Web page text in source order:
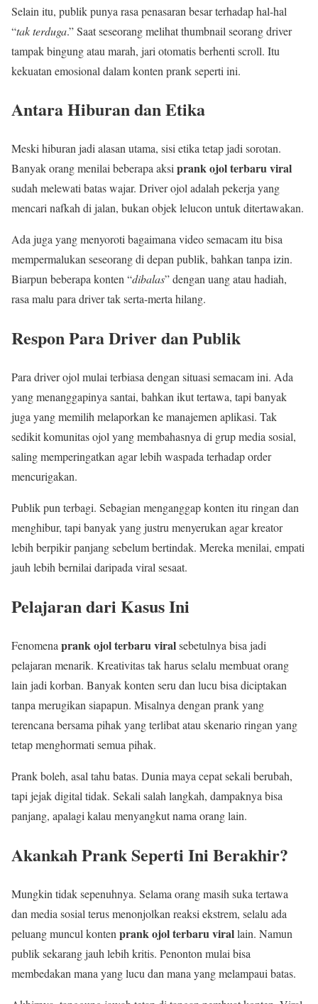
Selain itu, publik punya rasa penasaran besar terhadap hal-hal
“tak terduga.” Saat seseorang melihat thumbnail seorang driver
tampak bingung atau marah, jari otomatis berhenti scroll. Itu
kekuatan emosional dalam konten prank seperti ini.
Antara Hiburan dan Etika
Meski hiburan jadi alasan utama, sisi etika tetap jadi sorotan.
Banyak orang menilai beberapa aksiprank ojol terbaru viral
sudah melewati batas wajar. Driver ojol adalah pekerja yang
mencari nafkah di jalan, bukan objek lelucon untuk ditertawakan.
Ada juga yang menyoroti bagaimana video semacam itu bisa
mempermalukan seseorang di depan publik, bahkan tanpa izin.
Biarpun beberapa konten “dibalas” dengan uang atau hadiah,
rasa malu para driver tak serta-merta hilang.
Respon Para Driver dan Publik
Para driver ojol mulai terbiasa dengan situasi semacam ini. Ada
yang menanggapinya santai, bahkan ikut tertawa, tapi banyak
juga yang memilih melaporkan ke manajemen aplikasi. Tak
sedikit komunitas ojol yang membahasnya di grup media sosial,
saling memperingatkan agar lebih waspada terhadap order
mencurigakan.
Publik pun terbagi. Sebagian menganggap konten itu ringan dan
menghibur, tapi banyak yang justru menyerukan agar kreator
lebih berpikir panjang sebelum bertindak. Mereka menilai, empati
jauh lebih bernilai daripada viral sesaat.
Pelajaran dari Kasus Ini
Fenomena prank ojol terbaru viralsebetulnya bisa jadi
pelajaran menarik. Kreativitas tak harus selalu membuat orang
lain jadi korban. Banyak konten seru dan lucu bisa diciptakan
tanpa merugikan siapapun. Misalnya dengan prank yang
terencana bersama pihak yang terlibat atau skenario ringan yang
tetap menghormati semua pihak.
Prank boleh, asal tahu batas. Dunia maya cepat sekali berubah,
tapi jejak digital tidak. Sekali salah langkah, dampaknya bisa
panjang, apalagi kalau menyangkut nama orang lain.
Akankah Prank Seperti Ini Berakhir?
Mungkin tidak sepenuhnya. Selama orang masih suka tertawa
dan media sosial terus menonjolkan reaksi ekstrem, selalu ada
peluang muncul konten prank ojol terbaru virallain. Namun
publik sekarang jauh lebih kritis. Penonton mulai bisa
membedakan mana yang lucu dan mana yang melampaui batas.